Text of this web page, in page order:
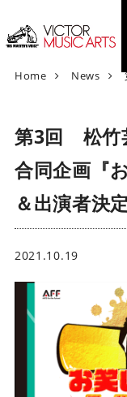
Home
V
t
o
r
u
c
r
ビ
News
第3回 松竹
合同企画『
＆出演者決
2021.10.19